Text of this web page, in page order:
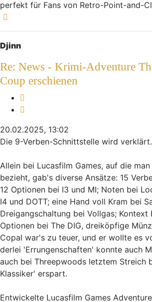
perfekt für Fans von Retro-Point-and-
Djinn
Re: News - Krimi-Adventure
Coup erschienen
20.02.2025, 13:02
Die 9-Verben-Schnittstelle wird verklärt.
Allein bei Lucasfilm Games, auf die
bezieht, gab's diverse Ansätze: 15
12 Optionen bei I3 und MI; Noten bei
I4 und DOTT; eine Hand voll Kram bei
Dreigangschaltung bei Vollgas; Kontext
Optionen bei The DIG, dreiköpfige
Copal war's zu teuer, und er wollte es
derlei 'Errungenschaften' konnte auch
auch bei Threepwoods letztem Streich
Klassiker' erspart.
Entwickelte Lucasfilm Games